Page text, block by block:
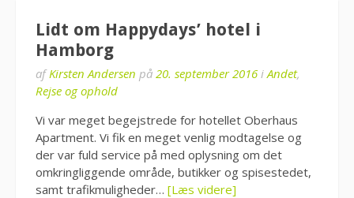
Lidt om Happydays’ hotel i
Hamborg
afKirsten Andersen på 20. september 2016 iAndet,
Rejse og ophold
Vi var meget begejstrede for hotellet Oberhaus
Apartment. Vi fik en meget venlig modtagelse og
der var fuld service på med oplysning om det
omkringliggende område, butikker og spisestedet,
samt trafikmuligheder… [Læs videre]